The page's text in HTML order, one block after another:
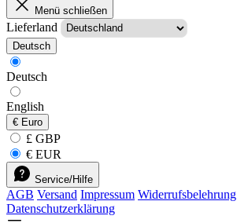
Menü schließen
Lieferland
Deutsch
Deutsch
English
€ Euro
£ GBP
€ EUR
Service/Hilfe
AGB Versand Impressum Widerrufsbelehrung
Datenschutzerklärung